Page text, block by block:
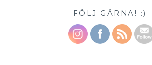
FÖLJ GÄRNA! :)